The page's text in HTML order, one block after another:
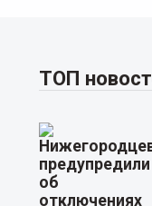
ТОП